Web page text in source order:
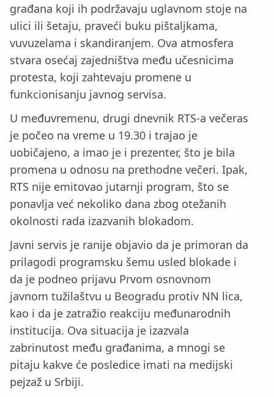
građana koji ih podržavaju uglavnom stoje na
ulici ili šetaju, praveći buku pištaljkama,
vuvuzelama i skandiranjem. Ova atmosfera
stvara osećaj zajedništva među učesnicima
protesta, koji zahtevaju promene u
funkcionisanju javnog servisa.
U međuvremenu, drugi dnevnik RTS-a večeras
je počeo na vreme u 19.30 i trajao je
uobičajeno, a imao je i prezenter, što je bila
promena u odnosu na prethodne večeri. Ipak,
RTS nije emitovao jutarnji program, što se
ponavlja već nekoliko dana zbog otežanih
okolnosti rada izazvanih blokadom.
Javni servis je ranije objavio da je primoran da
prilagodi programsku šemu usled blokade i
da je podneo prijavu Prvom osnovnom
javnom tužilaštvu u Beogradu protiv NN lica,
kao i da je zatražio reakciju međunarodnih
institucija. Ova situacija je izazvala
zabrinutost među građanima, a mnogi se
pitaju kakve će posledice imati na medijski
pejzaž u Srbiji.